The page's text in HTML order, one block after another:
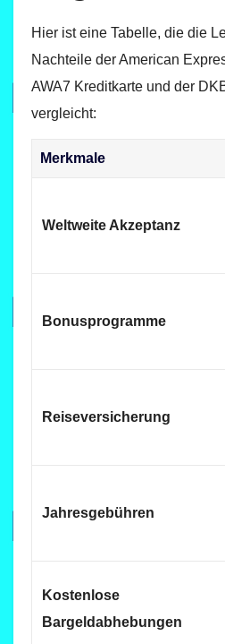
Hier ist eine Tabelle, die die
Nachteile der American
AWA7 Kreditkarte und der
vergleicht:
Merkmale
Weltweite Akzeptanz
Bonusprogramme
Reiseversicherung
Jahresgebühren
Kostenlose
Bargeldabhebungen